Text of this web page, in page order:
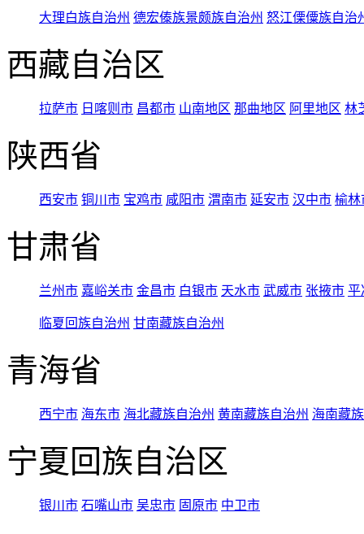
大理白族自治州 德宏傣族景颇族自治州 怒江傈僳族自治
西藏自治区
拉萨市 日喀则市 昌都市 山南地区 那曲地区 阿里地区 林
陕西省
西安市 铜川市 宝鸡市 咸阳市 渭南市 延安市 汉中市 榆林
甘肃省
兰州市 嘉峪关市 金昌市 白银市 天水市 武威市 张掖市 平
临夏回族自治州 甘南藏族自治州
青海省
西宁市 海东市 海北藏族自治州 黄南藏族自治州 海南藏
宁夏回族自治区
银川市 石嘴山市 吴忠市 固原市 中卫市